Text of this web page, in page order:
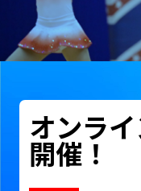
オンラ
開催！